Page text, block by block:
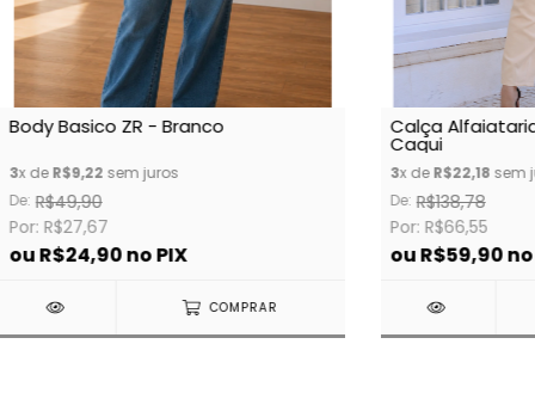
Body Basico ZR - Branco
3x deR$9,22 sem juros
De: R$49,90
Por: R$27,67
ouR$24,90no PIX
COMPRAR
Calça
Caqui
3x deR$22,18 sem
De: R$138,78
Por: R$66,55
ouR$59,90no